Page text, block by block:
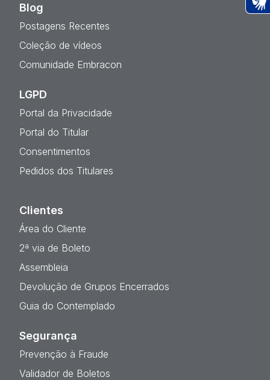
Blog
Postagens Recentes
Coleção de vídeos
Comunidade Embracon
LGPD
Portal da Privacidade
Portal do Titular
Consentimentos
Pedidos dos Titulares
Clientes
Área do Cliente
2ª via de Boleto
Assembleia
Devolução de Grupos Encerrados
Guia do Contemplado
Segurança
Prevenção à Fraude
Validador de Boletos